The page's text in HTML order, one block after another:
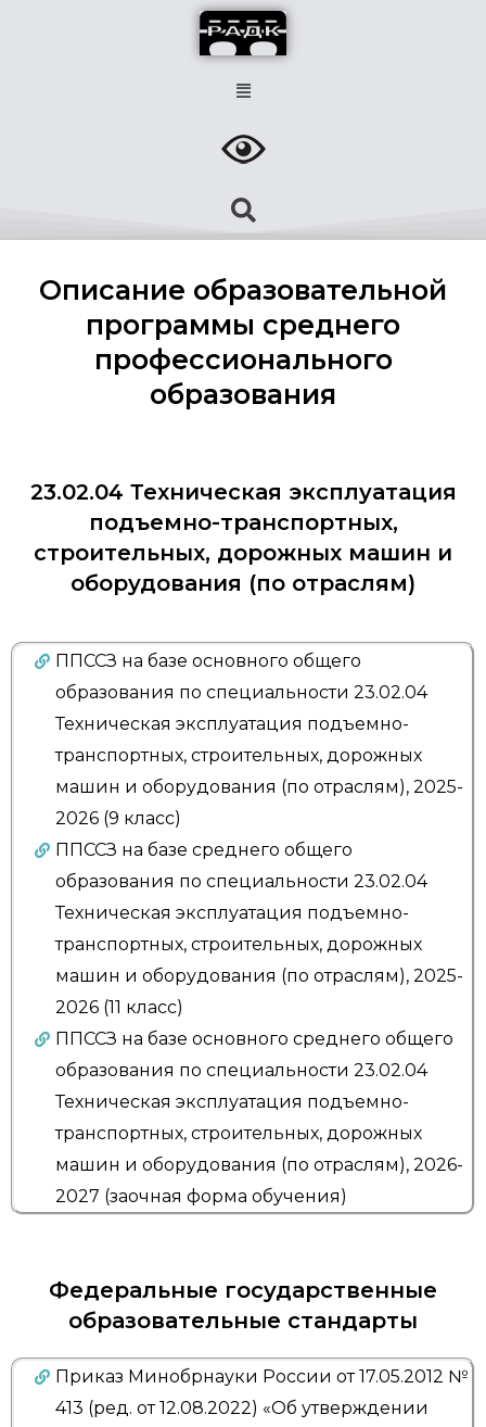
Описание образовательной
программы среднего
профессионального
образования
23.02.04 Техническая эксплуатация
подъемно-транспортных,
строительных, дорожных машин и
оборудования (по отраслям)
ППССЗ на базе основного общего
образования по специальности 23.02.04
Техническая эксплуатация подъемно-
транспортных, строительных, дорожных
машин и оборудования (по отраслям), 2025-
2026 (9 класс)
ППССЗ на базе среднего общего
образования по специальности 23.02.04
Техническая эксплуатация подъемно-
транспортных, строительных, дорожных
машин и оборудования (по отраслям), 2025-
2026 (11 класс)
ППССЗ на базе основного среднего общего
образования по специальности 23.02.04
Техническая эксплуатация подъемно-
транспортных, строительных, дорожных
машин и оборудования (по отраслям), 2026-
2027 (заочная форма обучения)
Федеральные государственные
образовательные стандарты
Приказ Минобрнауки России от 17.05.2012 №
413 (ред. от 12.08.2022) «Об утверждении